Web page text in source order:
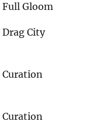
Full Gloom
Drag City
Curation
Curation